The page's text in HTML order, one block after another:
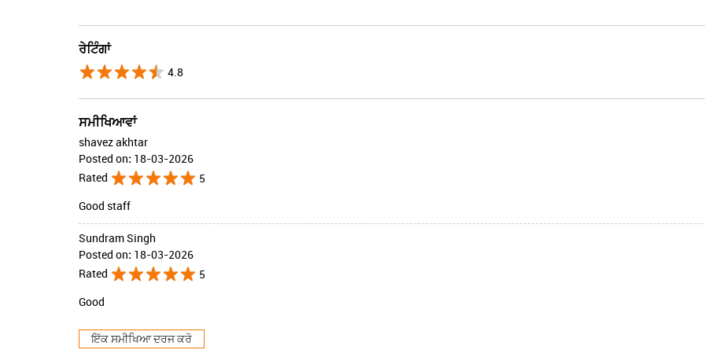
ਰੇਟਿੰਗਾਂ
4.8
ਸਮੀਖਿਆਵਾਂ
shavez akhtar
Posted on: 18-03-2026
Rated
5
Good staff
Sundram Singh
Posted on: 18-03-2026
Rated
5
Good
ਇੱਕ ਸਮੀਖਿਆ ਦਰਜ ਕਰੋ